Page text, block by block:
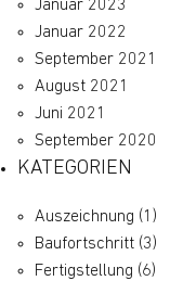
Januar 2023
Januar 2022
September 2021
August 2021
Juni 2021
September 2020
KATEGORIEN
Auszeichnung (1)
Baufortschritt (3)
Fertigstellung (6)